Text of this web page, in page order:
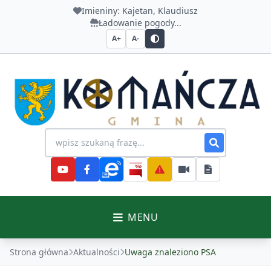
Imieniny: Kajetan, Klaudiusz
Ładowanie pogody...
A+ A-
Urząd Gminy Komańcza
Wyszukiwanie na stronie
MENU
Strona główna Aktualności Uwaga znaleziono PSA